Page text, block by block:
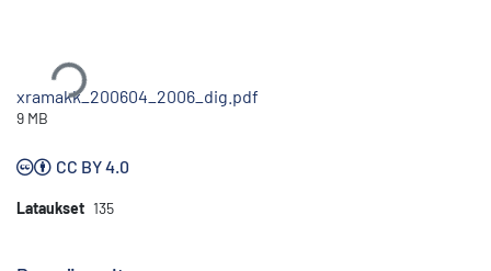
xramakk_200604_2006_dig.pdf
9 MB
CC BY 4.0
Lataukset 135